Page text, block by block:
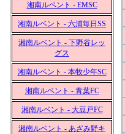
湘南ルベント - EMSC
湘南ルベント - 六浦毎日SS
湘南ルベント - 下野谷レッ
グス
湘南ルベント - 本牧少年SC
湘南ルベント - 青葉FC
湘南ルベント - 大豆戸FC
湘南ルベント - あざみ野キ